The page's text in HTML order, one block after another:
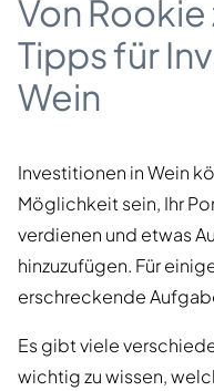
Von Rookie
Tipps für
Wein
Investitionen in Wein
Möglichkeit sein, Ihr
verdienen und etwas
hinzuzufügen. Für
erschreckende
Es gibt viele
wichtig zu wissen,